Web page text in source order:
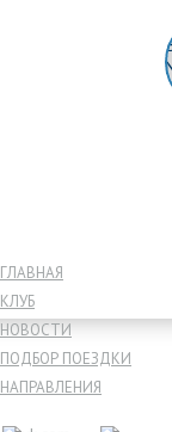
ГЛАВНАЯ
КЛУБ
НОВОСТИ
ПОДБОР ПОЕЗДКИ
НАПРАВЛЕНИЯ